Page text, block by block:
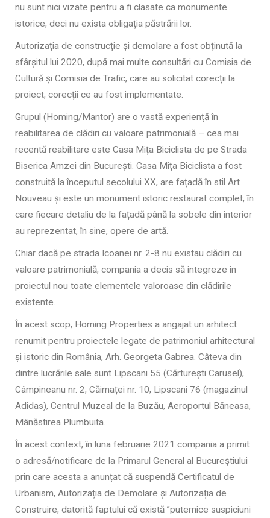
nu sunt nici vizate pentru a fi clasate ca monumente
istorice, deci nu exista obligația păstrării lor.
Autorizația de construcție și demolare a fost obținută la
sfârșitul lui 2020, după mai multe consultări cu Comisia de
Cultură și Comisia de Trafic, care au solicitat corecții la
proiect, corecții ce au fost implementate.
Grupul (Homing/Mantor) are o vastă experiență în
reabilitarea de clădiri cu valoare patrimonială – cea mai
recentă reabilitare este Casa Mița Biciclista de pe Strada
Biserica Amzei din București. Casa Mița Biciclista a fost
construită la începutul secolului XX, are fațadă în stil Art
Nouveau și este un monument istoric restaurat complet, în
care fiecare detaliu de la fațadă până la sobele din interior
au reprezentat, în sine, opere de artă.
Chiar dacă pe strada Icoanei nr. 2-8 nu existau clădiri cu
valoare patrimonială, compania a decis să integreze în
proiectul nou toate elementele valoroase din clădirile
existente.
În acest scop, Homing Properties a angajat un arhitect
renumit pentru proiectele legate de patrimoniul arhitectural
și istoric din România, Arh. Georgeta Gabrea. Câteva din
dintre lucrările sale sunt Lipscani 55 (Cărturești Carusel),
Câmpineanu nr. 2, Căimaței nr. 10, Lipscani 76 (magazinul
Adidas), Centrul Muzeal de la Buzău, Aeroportul Băneasa,
Mânăstirea Plumbuita.
În acest context, în luna februarie 2021 compania a primit
o adresă/notificare de la Primarul General al Bucureștiului
prin care acesta a anunțat că suspendă Certificatul de
Urbanism, Autorizația de Demolare și Autorizația de
Construire, datorită faptului că există ”puternice suspiciuni